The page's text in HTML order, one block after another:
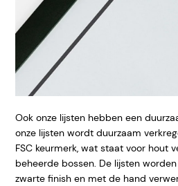
Ook onze lijsten hebben een
onze lijsten wordt duurzaam
FSC keurmerk, wat staat voor hout
beheerde bossen. De lijsten
zwarte finish en met de hand